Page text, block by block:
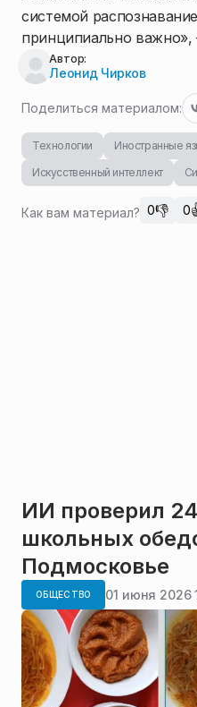
системой
принципиально важно»,
Автор:
Леонид Чирков
Поделиться материалом:
Технологии Иностранные
Искусственный интеллект
Как вам материал? 0👎 0
ИИ проверил
школьных
Подмосковье
ОБЩЕСТВО 01 июня 2026